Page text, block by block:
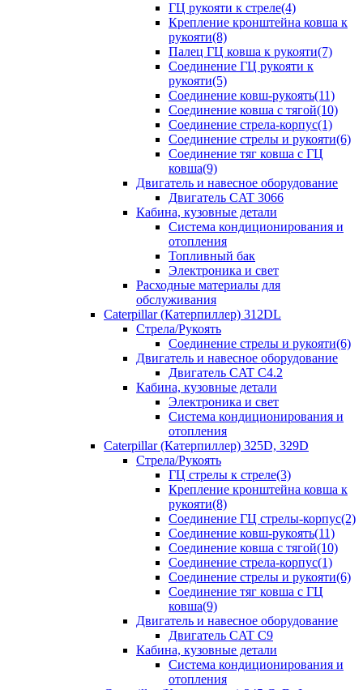
ГЦ рукояти к стреле(4)
Крепление кронштейна ковша к
рукояти(8)
Палец ГЦ ковша к рукояти(7)
Соединение ГЦ рукояти к
рукояти(5)
Соединение ковш-рукоять(11)
Соединение ковша с тягой(10)
Соединение стрела-корпус(1)
Соединение стрелы и рукояти(6)
Соединение тяг ковша с ГЦ
ковша(9)
Двигатель и навесное оборудование
Двигатель CAT 3066
Кабина, кузовные детали
Система кондиционирования и
отопления
Топливный бак
Электроника и свет
Расходные материалы для
обслуживания
Caterpillar (Катерпиллер) 312DL
Стрела/Рукоять
Соединение стрелы и рукояти(6)
Двигатель и навесное оборудование
Двигатель CAT С4.2
Кабина, кузовные детали
Электроника и свет
Система кондиционирования и
отопления
Caterpillar (Катерпиллер) 325D, 329D
Стрела/Рукоять
ГЦ стрелы к стреле(3)
Крепление кронштейна ковша к
рукояти(8)
Соединение ГЦ стрелы-корпус(2)
Соединение ковш-рукоять(11)
Соединение ковша с тягой(10)
Соединение стрела-корпус(1)
Соединение стрелы и рукояти(6)
Соединение тяг ковша с ГЦ
ковша(9)
Двигатель и навесное оборудование
Двигатель CAT C9
Кабина, кузовные детали
Система кондиционирования и
отопления